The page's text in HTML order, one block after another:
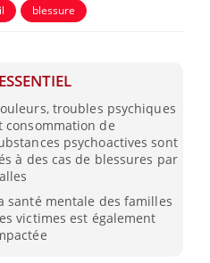
blessure
troubles psychiques
consommation de
psychoactives sont
à des cas de blessures par
santé mentale des familles
victimes est également